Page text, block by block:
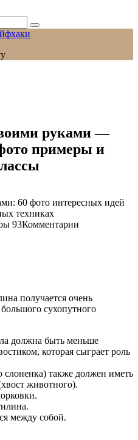
руками —
примеры и
93Комментарии
получается очень
сухопутного
должна быть меньше
которая сыграет роль
также должен иметь
животного).
между собой.